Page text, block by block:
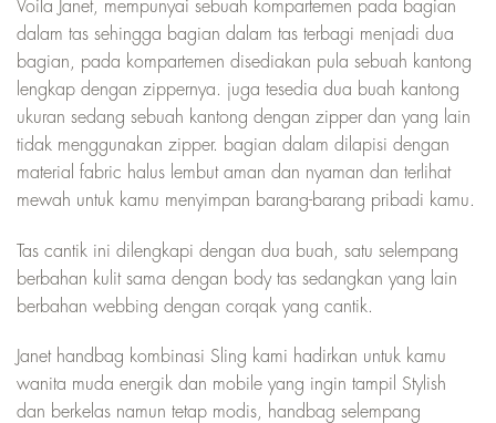
Voila Janet, mempunyai sebuah kompartemen pada bagian
dalam tas sehingga bagian dalam tas terbagi menjadi dua
bagian, pada kompartemen disediakan pula sebuah kantong
lengkap dengan zippernya. juga tesedia dua buah kantong
ukuran sedang sebuah kantong dengan zipper dan yang lain
tidak menggunakan zipper. bagian dalam dilapisi dengan
material fabric halus lembut aman dan nyaman dan terlihat
mewah untuk kamu menyimpan barang-barang pribadi kamu.
Tas cantik ini dilengkapi dengan dua buah, satu selempang
berbahan kulit sama dengan body tas sedangkan yang lain
berbahan webbing dengan corqak yang cantik.
Janet handbag kombinasi Sling kami hadirkan untuk kamu
wanita muda energik dan mobile yang ingin tampil Stylish
dan berkelas namun tetap modis, handbag selempang